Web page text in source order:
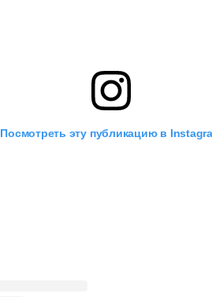
Посмотреть эту публикацию в